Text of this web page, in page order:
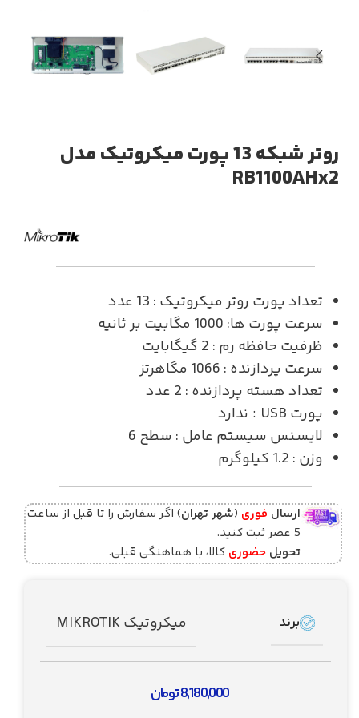
روتر شبکه 13 پورت میکروتیک مدل
RB1100AHx2
تعداد پورت روتر میکروتیک : 13 عدد
سرعت پورت ها: 1000 مگابیت بر ثانیه
ظرفیت حافظه رم : 2 گیگابایت
سرعت پردازنده : 1066 مگاهرتز
تعداد هسته پردازنده : 2 عدد
پورت USB : ندارد
لایسنس سیستم عامل : سطح 6
وزن : 1.2 کیلوگرم
ارسال فوری (شهر تهران) اگر سفارش را تا قبل از ساعت
5 عصر ثبت کنید.
تحویل حضوری کالا، با هماهنگی قبلی.
برند میکروتیک MIKROTIK
8,180,000تومان